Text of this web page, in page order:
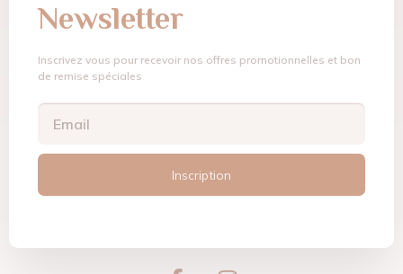
Newsletter
Inscrivez vous pour recevoir nos offres promotionnelles et bon
de remise spéciales
Inscription